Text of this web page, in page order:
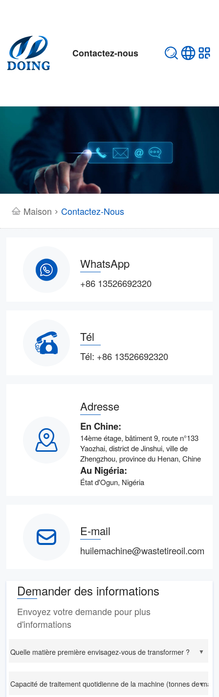
Contactez-nous
Maison > Contactez-Nous
WhatsApp
+86 13526692320
Tél
Tél: +86 13526692320
Adresse
En Chine:
14ème étage, bâtiment 9, route n°133
Yaozhai, district de Jinshui, ville de
Zhengzhou, province du Henan, Chine
Au Nigéria:
État d'Ogun, Nigéria
E-mail
huilemachine@wastetireoil.com
Demander des informations
Envoyez votre demande pour plus
d'informations